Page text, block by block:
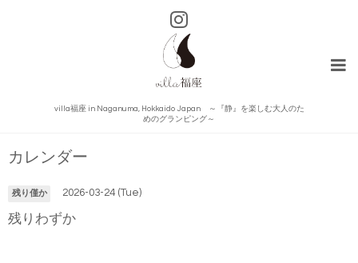
villa福座 in Naganuma, Hokkaido Japan ～『静』を楽しむ大人のた
めのグランピング～
カレンダー
残り僅か 2026-03-24 (Tue)
残りわずか